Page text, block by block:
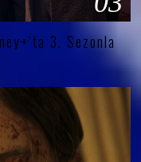
3. Sezonla